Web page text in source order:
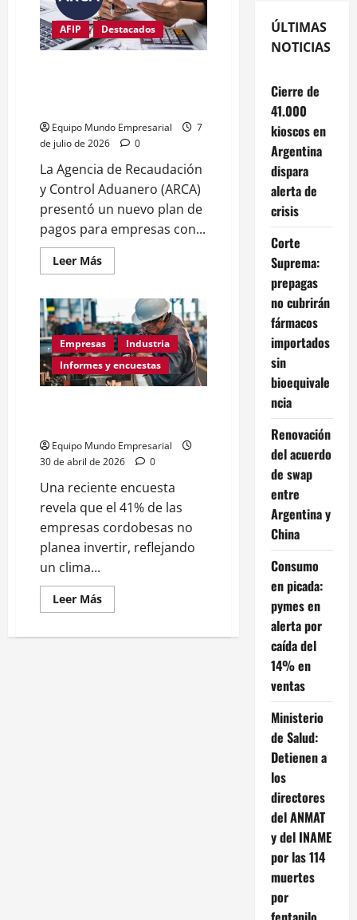
AFIP Destacados
Equipo Mundo Empresarial
7
de julio de 2026
0
La Agencia de Recaudación
y Control Aduanero (ARCA)
presentó un nuevo plan de
pagos para empresas con...
Leer MásLeer
más
lanza
un
plan
de
pagos
de
hasta
con
deudas:
cómo
Empresas
Industria
Informes y encuestas
Equipo Mundo Empresarial
30 de abril de 2026
0
Una reciente encuesta
revela que el 41% de las
empresas cordobesas no
planea invertir, reflejando
un clima...
Leer MásLeer
más
Encuesta
ÚLTIMAS
NOTICIAS
Cierre de
41.000
kioscos en
Argentina
dispara
alerta de
crisis
Corte
Suprema:
prepagas
no cubrirán
fármacos
importados
sin
bioequivale
ncia
Renovación
del acuerdo
de swap
entre
Argentina y
China
Consumo
en picada:
pymes en
alerta por
caída del
14% en
ventas
Ministerio
de Salud:
Detienen a
los
directores
del ANMAT
y del INAME
por las 114
muertes
por